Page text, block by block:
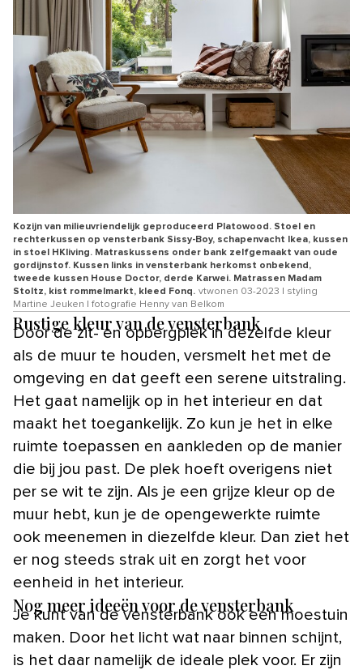
Kozijn van milieuvriendelijk geproduceerd Platowood. Stoel en
rechterkussen op vensterbank Sissy-Boy, schapenvacht Ikea, kussen
in stoel HKliving. Matraskussens onder bank zelfgemaakt van oude
gordijnstof. Kussen links in vensterbank herkomst onbekend,
tweede kussen House Doctor, derde Karwei. Matrassen Madam
Stoltz, kist rommelmarkt, kleed Fonq. vtwonen 03-2023 | styling
Martine Jeuken | fotografie Henny van Belkom
Rustige kleur van de vensterbank
Door de zit- en opbergplek in dezelfde kleur
als de muur te houden, versmelt het met de
omgeving en dat geeft een serene uitstraling.
Het gaat namelijk op in het interieur en dat
maakt het toegankelijk. Zo kun je het in elke
ruimte toepassen en aankleden op de manier
die bij jou past. De plek hoeft overigens niet
per se wit te zijn. Als je een grijze kleur op de
muur hebt, kun je de opengewerkte ruimte
ook meenemen in diezelfde kleur. Dan ziet het
er nog steeds strak uit en zorgt het voor
eenheid in het interieur.
Nog meer ideeën voor de vensterbank
Je kunt van de vensterbank ook een moestuin
maken. Door het licht wat naar binnen schijnt,
is het daar namelijk de ideale plek voor. Er zijn